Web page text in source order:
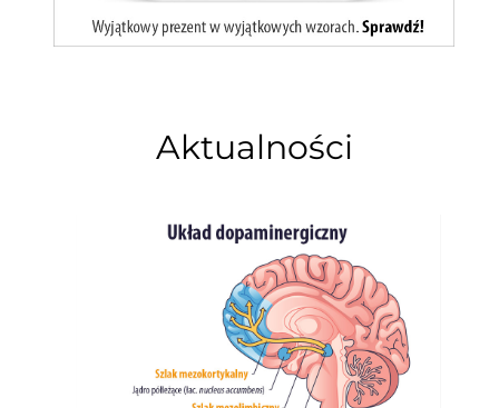
Aktualności